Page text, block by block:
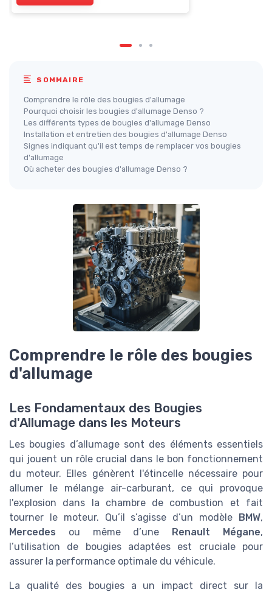
SOMMAIRE
Comprendre le rôle des bougies d'allumage
Pourquoi choisir les bougies d'allumage Denso ?
Les différents types de bougies d'allumage Denso
Installation et entretien des bougies d'allumage Denso
Signes indiquant qu'il est temps de remplacer vos bougies
d'allumage
Où acheter des bougies d'allumage Denso ?
Comprendre le rôle des bougies
d'allumage
Les Fondamentaux des Bougies
d'Allumage dans les Moteurs
Les bougies d’allumage sont des éléments essentiels
qui jouent un rôle crucial dans le bon fonctionnement
du moteur. Elles génèrent l'étincelle nécessaire pour
allumer le mélange air-carburant, ce qui provoque
l'explosion dans la chambre de combustion et fait
tourner le moteur. Qu’il s’agisse d’un modèle BMW,
Mercedes ou même d’une Renault Mégane,
l’utilisation de bougies adaptées est cruciale pour
assurer la performance optimale du véhicule.
La qualité des bougies a un impact direct sur la